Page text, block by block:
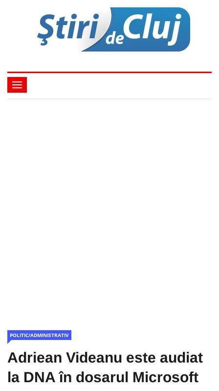
POLITIC/ADMINISTRATIV
Adriean Videanu este audiat
la DNA în dosarul Microsoft